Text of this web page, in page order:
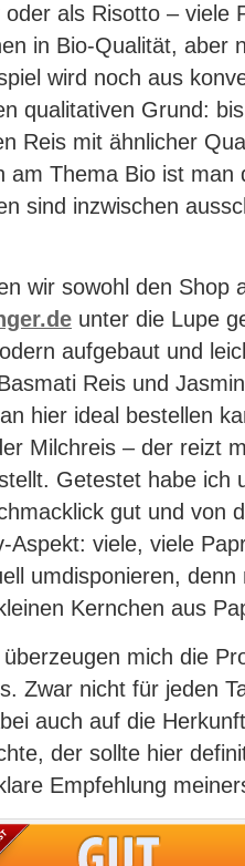
als Risotto – viele
in Bio-Qualität, aber
wird noch aus
qualitativen Grund:
Reis mit ähnlicher
am Thema Bio ist man
sind inzwischen
wir sowohl den Shop
unter die Lupe
aufgebaut und
Reis und
hier ideal bestellen
Milchreis – der reizt
Getestet habe ich
gut und von
Aspekt: viele, viele
umdisponieren,
Kernchen aus
mich die
Zwar nicht für jeden
auch auf die
der sollte hier
Empfehlung